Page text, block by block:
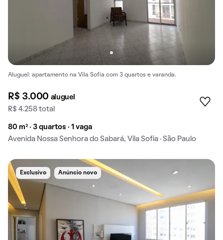
Aluguel: apartamento na Vila Sofia com 3 quartos e varanda.
R$ 3.000 aluguel
R$ 4.258 total
80 m² · 3 quartos · 1 vaga
Avenida Nossa Senhora do Sabará, Vila Sofia · São Paulo
Exclusivo Anúncio novo